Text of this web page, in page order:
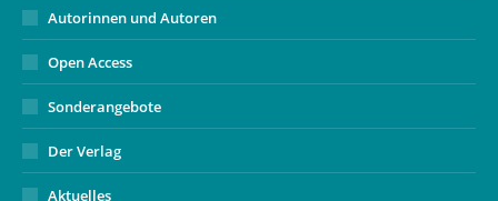
Autorinnen und Autoren
Open Access
Sonderangebote
Der Verlag
Aktuelles